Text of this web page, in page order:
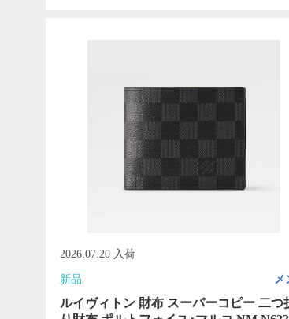
2026.07.20 入荷
新品 メ
ルイヴィトン 財布 スーパーコピー 二つ